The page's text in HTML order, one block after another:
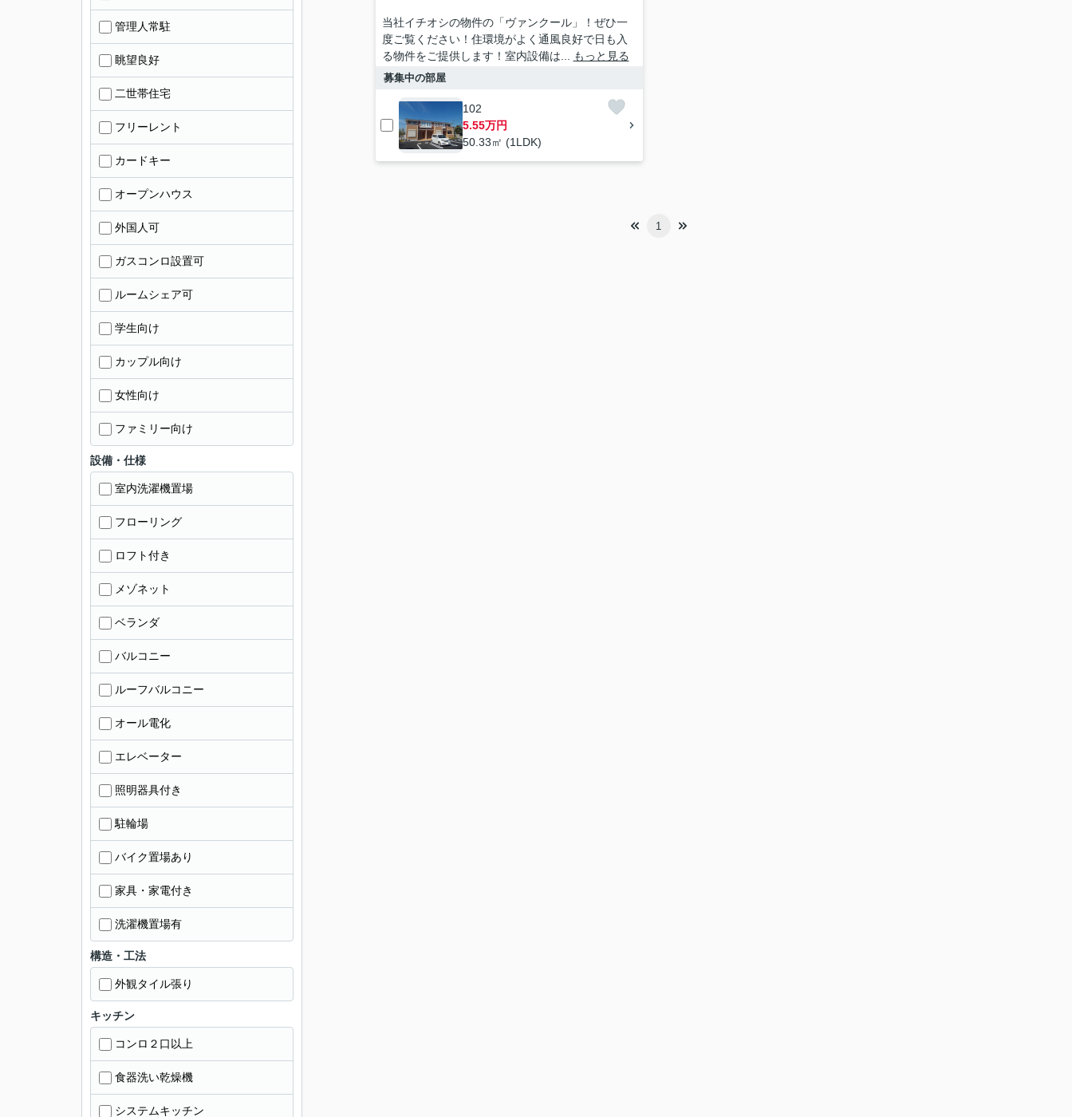
当社イチオシの物件の「ヴァンクール」！ぜひ一
度ご覧ください！住環境がよく通風良好で日も入
る物件をご提供します！室内設備は...
もっと見る
募集中の部屋
102
5.55万円
50.33㎡ (1LDK)
1
管理人常駐
眺望良好
二世帯住宅
フリーレント
カードキー
オープンハウス
外国人可
ガスコンロ設置可
ルームシェア可
学生向け
カップル向け
女性向け
ファミリー向け
設備・仕様
室内洗濯機置場
フローリング
ロフト付き
メゾネット
ベランダ
バルコニー
ルーフバルコニー
オール電化
エレベーター
照明器具付き
駐輪場
バイク置場あり
家具・家電付き
洗濯機置場有
構造・工法
外観タイル張り
キッチン
コンロ２口以上
食器洗い乾燥機
システムキッチン